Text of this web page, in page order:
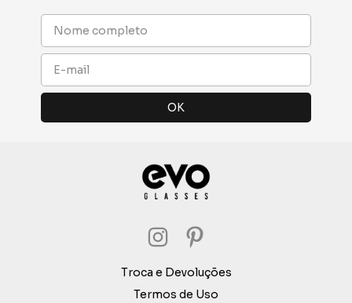
Troca e Devoluções
Termos de Uso